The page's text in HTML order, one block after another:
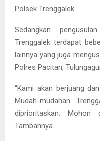
Polsek Trenggalek.
Sedangkan
Trenggalek terdapat
lainnya yang juga
Polres Pacitan,
“Kami akan berjuang
Mudah-mudahan
diprioritaskan. Mohon
Tambahnya.